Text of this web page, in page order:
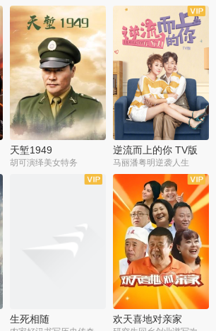
全30集
天堑1949
胡可演绎美女特务
全43集
逆流而上的你 TV版
马丽潘粤明逆袭人生
生死相随
全35集
欢天喜地对亲家